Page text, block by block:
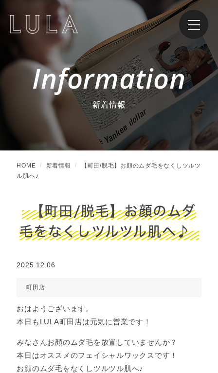
Information
新着情報
HOME 新着情報
【町田/脱毛】お顔のムダ毛をなくしツルツ
ル肌へ♪
【町田/脱毛】お顔のムダ
毛をなくしツルツル肌へ♪
2025.12.06
町田店
おはようございます。
本日もLULA町田店は元気に営業です！
みなさんお顔のムダ毛を放置していませんか？
本日はオススメのフェイシャルワックスです！
お顔のムダ毛をなくしツルツル肌へ♪